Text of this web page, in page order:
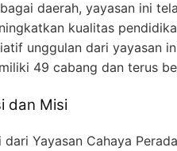
daerah, yayasan ini
kualitas
unggulan dari yayasan
49 cabang dan terus
dan Misi
dari Yayasan Cahaya